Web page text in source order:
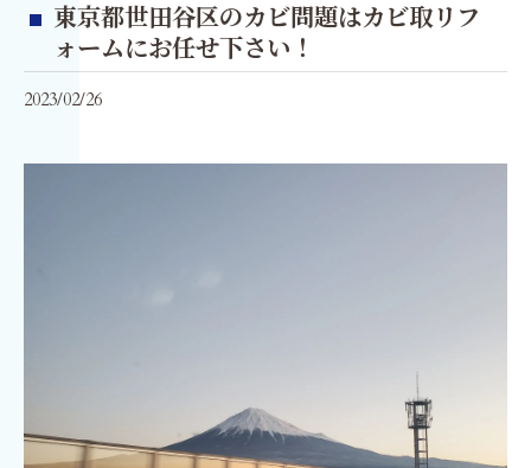
東京都世田谷区のカビ問題はカビ取リフ
ォームにお任せ下さい！
2023/02/26